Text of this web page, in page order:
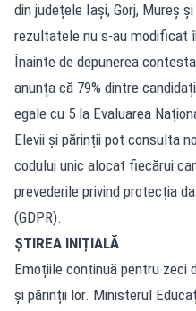
din județele Iași, Gorj, Mureș
rezultatele nu s-au modificat
Înainte de depunerea
anunța că 79% dintre
egale cu 5 la Evaluarea
Elevii și părinții pot consulta
codului unic alocat fiecărui
prevederile privind protecția
(GDPR).
ȘTIREA INIȚIALĂ
Emoțiile continuă pentru zeci
și părinții lor. Ministerul